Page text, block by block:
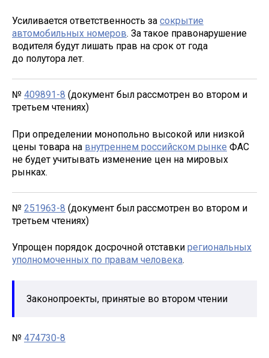
Усиливается ответственность за сокрытие
автомобильных номеров. За такое правонарушение
водителя будут лишать прав на срок от года
до полутора лет.
№ 409891-8 (документ был рассмотрен во втором и
третьем чтениях)
При определении монопольно высокой или низкой
цены товара на внутреннем российском рынке ФАС
не будет учитывать изменение цен на мировых
рынках.
№ 251963-8 (документ был рассмотрен во втором и
третьем чтениях)
Упрощен порядок досрочной отставки региональных
уполномоченных по правам человека.
Законопроекты, принятые во втором чтении
№ 474730-8